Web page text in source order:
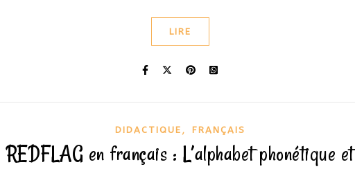
LIRE
DIDACTIQUE , FRANÇAIS
REDFLAG en français : L’alphabet phonétique et